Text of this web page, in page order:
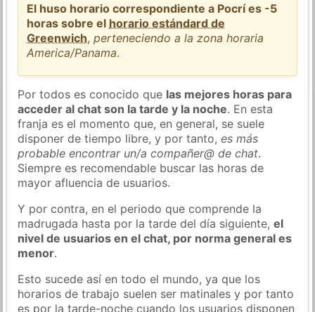
El huso horario correspondiente a Pocrí es -5
horas sobre el horario estándard de
Greenwich,perteneciendo a la zona horaria
America/Panama.
Por todos es conocido que las mejores horas para
acceder al chat son la tarde y la noche. En esta
franja es el momento que, en general, se suele
disponer de tiempo libre, y por tanto,es más
probable encontrar un/a compañer@ de chat.
Siempre es recomendable buscar las horas de
mayor afluencia de usuarios.
Y por contra, en el periodo que comprende la
madrugada hasta por la tarde del día siguiente,el
nivel de usuarios en el chat, por norma general es
menor.
Esto sucede así en todo el mundo, ya que los
horarios de trabajo suelen ser matinales y por tanto
es por la tarde-noche cuando los usuarios disponen